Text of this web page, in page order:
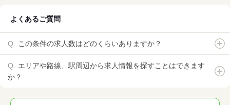
よくあるご質問
この条件の求人数はどのくらいありますか？
エリアや路線、駅周辺から求人情報を探すことはできます
か？